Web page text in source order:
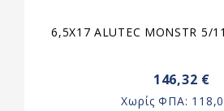
6,5X17 ALUTEC MONSTR 5/
146,32 €
Χωρίς ΦΠΑ: